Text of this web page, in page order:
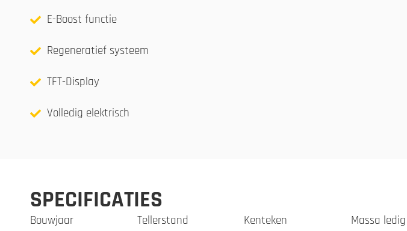
E-Boost functie
Regeneratief systeem
TFT-Display
Volledig elektrisch
SPECIFICATIES
Bouwjaar
Tellerstand
Kenteken
Massa ledig